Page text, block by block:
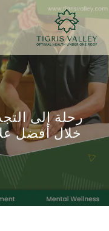
رحلة إلى
خلال أفضل